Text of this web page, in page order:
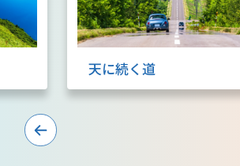
キュンちゃんオンラインショップ
北海道はやわかり
旅のテーマで探す
天に続く道